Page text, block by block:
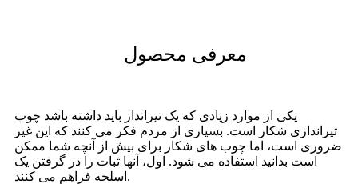
معرفی محصول
یکی از موارد زیادی که یک تیرانداز باید داشته باشد چوب
تیراندازی شکار است. بسیاری از مردم فکر می کنند که این غیر
ضروری است، اما چوب های شکار برای بیش از آنچه شما ممکن
است بدانید استفاده می شود. اول، آنها ثبات را در گرفتن یک
اسلحه فراهم می کنند.